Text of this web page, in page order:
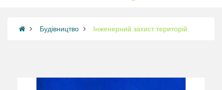
Будівництво Інженерний захист територій